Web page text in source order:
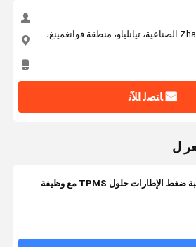
4F، الكتلة B، حديقة Zhaoheng الصناعية، تيانلياو، منطقة قوانغمينغ،
ﺎﺘﺼﻟ ﺍﻶﻧ
ل
نظام مراقبة ضغط الإطارات حلول TPMS مع وظيفة